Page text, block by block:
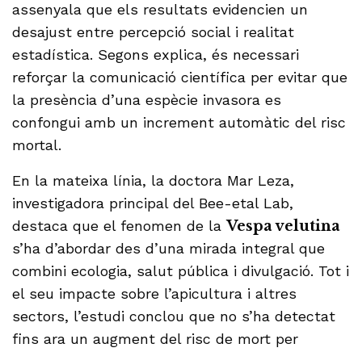
assenyala que els resultats evidencien un
desajust entre percepció social i realitat
estadística. Segons explica, és necessari
reforçar la comunicació científica per evitar que
la presència d’una espècie invasora es
confongui amb un increment automàtic del risc
mortal.
En la mateixa línia, la doctora Mar Leza,
investigadora principal del Bee-etal Lab,
destaca que el fenomen de laVespa velutina
s’ha d’abordar des d’una mirada integral que
combini ecologia, salut pública i divulgació. Tot i
el seu impacte sobre l’apicultura i altres
sectors, l’estudi conclou que no s’ha detectat
fins ara un augment del risc de mort per